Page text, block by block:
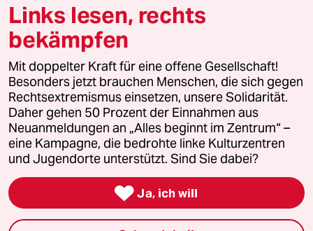
© 2026 taz Verlags und Vertriebs GmbH
Alle Rechte vorbehalten. Bei rechtlichen Fragen oder für Genehmigungen
wenden Sie sich bitte an
lizenzen@taz.de
Feedback Redaktionsstatut Kommune-Richtlinien
Leitlinie Informant Datenschutz Impressum AGB
Seitenwende Einwilligungen widerrufen (Ads)
Links lesen, rechts
bekämpfen
Mit doppelter Kraft für eine offene Gesellschaft!
Besonders jetzt brauchen Menschen, die sich gegen
Rechtsextremismus einsetzen, unsere Solidarität.
Daher gehen 50 Prozent der Einnahmen aus
Neuanmeldungen an „Alles beginnt im Zentrum“ –
eine Kampagne, die bedrohte linke Kulturzentren
und Jugendorte unterstützt. Sind Sie dabei?
 Ja, ich will